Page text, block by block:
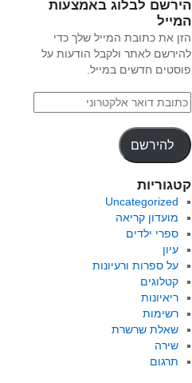
הירשם לבלוג באמצעות
המייל
הזן את כתובת המייל שלך כדי
להירשם לאתר ולקבל הודעות על
פוסטים חדשים במייל.
להירשם
קטגוריות
Uncategorized
מועדון קריאה
ספרי ילדים
עיון
על ספרות ורעיונות
קטלוגים
ריאיונות
רשימות
שאלת שרשרת
שירה
תרגום